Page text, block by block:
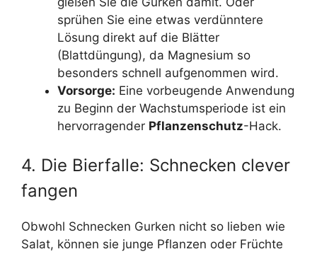
sprühen Sie eine etwas verdünntere
Lösung direkt auf die Blätter
(Blattdüngung), da Magnesium so
besonders schnell aufgenommen wird.
Vorsorge: Eine vorbeugende Anwendung
zu Beginn der Wachstumsperiode ist ein
hervorragender Pflanzenschutz-Hack.
4. Die Bierfalle: Schnecken clever
fangen
Obwohl Schnecken Gurken nicht so lieben wie
Salat, können sie junge Pflanzen oder Früchte